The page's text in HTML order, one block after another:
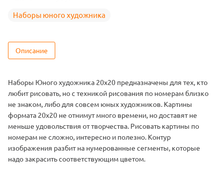
Наборы юного художника
Описание
Наборы Юного художника 20х20 предназначены для тех, кто
любит рисовать, но с техникой рисования по номерам близко
не знаком, либо для совсем юных художников. Картины
формата 20х20 не отнимут много времени, но доставят не
меньше удовольствия от творчества. Рисовать картины по
номерам не сложно, интересно и полезно. Контур
изображения разбит на нумерованные сегменты, которые
надо закрасить соответствующим цветом.